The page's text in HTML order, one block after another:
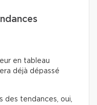
en tableau
déjà dépassé
des tendances, oui,